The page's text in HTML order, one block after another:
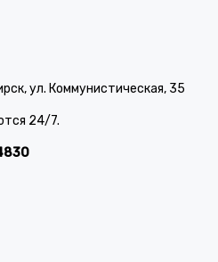
ул. Коммунистическая, 35
24/7.